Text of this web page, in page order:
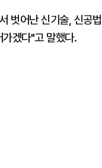
벗어난 신기술, 신공법
겠다"고 말했다.